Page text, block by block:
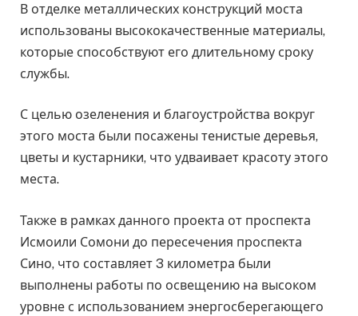
В отделке металлических конструкций моста
использованы высококачественные материалы,
которые способствуют его длительному сроку
службы.
С целью озеленения и благоустройства вокруг
этого моста были посажены тенистые деревья,
цветы и кустарники, что удваивает красоту этого
места.
Также в рамках данного проекта от проспекта
Исмоили Сомони до пересечения проспекта
Сино, что составляет 3 километра были
выполнены работы по освещению на высоком
уровне с использованием энергосберегающего